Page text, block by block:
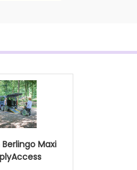
Maxi